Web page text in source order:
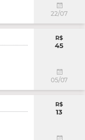
22/07
R$
45
05/07
R$
13